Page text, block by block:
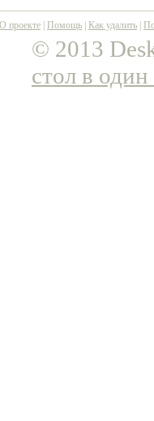
О проекте Помощь Как удалить
© 2013
стол в